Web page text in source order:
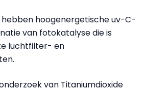
hoogenergetische uv-C-
van fotokatalyse die is
luchtfilter- en
van Titaniumdioxide